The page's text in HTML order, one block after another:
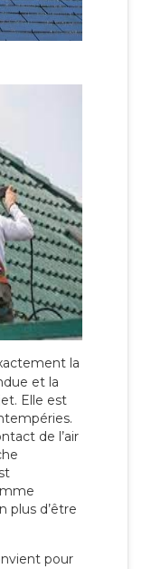
la
et la
Elle est
de l’air
plus d’être
pour